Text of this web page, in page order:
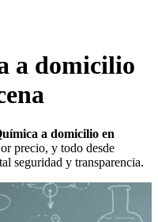
a domicilio
a domicilio en
precio, y todo desde
seguridad y transparencia.